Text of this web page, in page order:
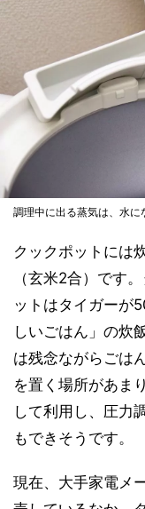
調理中に出る蒸気は、水
クックポットには
（玄米2合）です
ットはタイガーが
しいごはん」の炊
は残念ながらごは
を置く場所があま
して利用し、圧力
もできそうです。
現在、大手家電メ